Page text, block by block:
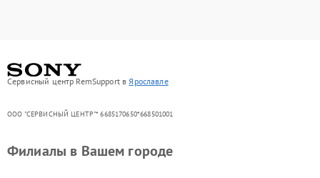
Сервисный центр RemSupport в Ярославле
ООО "СЕРВИСНЫЙ ЦЕНТР"* 6685170650*668501001
Филиалы в Вашем городе